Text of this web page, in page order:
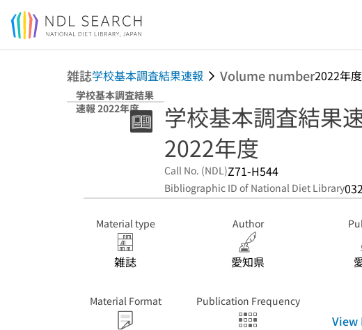
Jump to main content
雑誌学校基本調査結果速報 Volume number2022年度
学校基本調査結果
速報 2022年度
学校基本調査結果
2022年度
Call No. (NDL)Z71-H544
Bibliographic ID of National Diet Library
Material type
雑誌
Author
愛知県
Material Format Publication Frequency
View